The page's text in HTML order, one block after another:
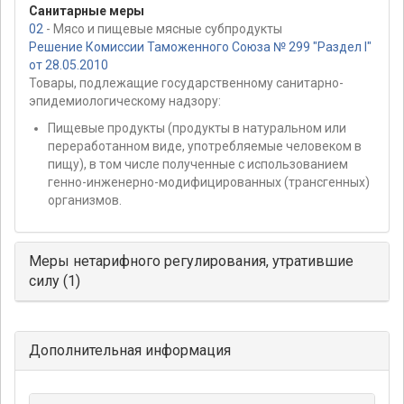
Санитарные меры
02 - Мясо и пищевые мясные субпродукты
Решение Комиссии Таможенного Союза № 299 "Раздел I"
от 28.05.2010
Товары, подлежащие государственному санитарно-
эпидемиологическому надзору:
Пищевые продукты (продукты в натуральном или
переработанном виде, употребляемые человеком в
пищу), в том числе полученные с использованием
генно-инженерно-модифицированных (трансгенных)
организмов.
Меры нетарифного регулирования, утратившие
силу (1)
Дополнительная информация